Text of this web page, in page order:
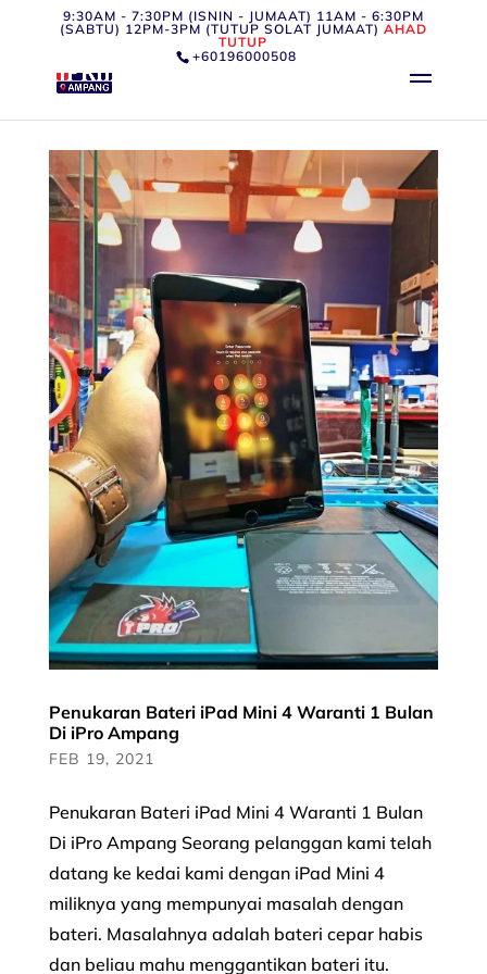
9:30AM - 7:30PM (ISNIN - JUMAAT) 11AM - 6:30PM
(SABTU) 12PM-3PM (TUTUP SOLAT JUMAAT) AHAD
TUTUP
+60196000508
Penukaran Bateri iPad Mini 4 Waranti 1 Bulan
Di iPro Ampang
FEB 19, 2021
Penukaran Bateri iPad Mini 4 Waranti 1 Bulan
Di iPro Ampang Seorang pelanggan kami telah
datang ke kedai kami dengan iPad Mini 4
miliknya yang mempunyai masalah dengan
bateri. Masalahnya adalah bateri cepar habis
dan beliau mahu menggantikan bateri itu.